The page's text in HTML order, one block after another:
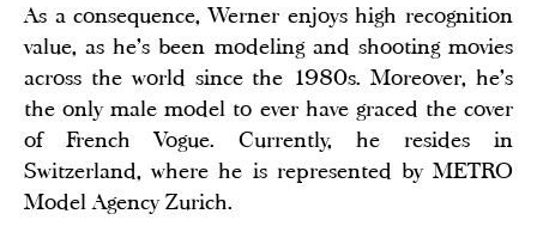
As a consequence, Werner enjoys high recognition
value, as he’s been modeling and shooting movies
across the world since the 1980s. Moreover, he’s
the only male model to ever have graced the cover
of French Vogue. Currently, he resides in
Switzerland, where he is represented by METRO
Model Agency Zurich.